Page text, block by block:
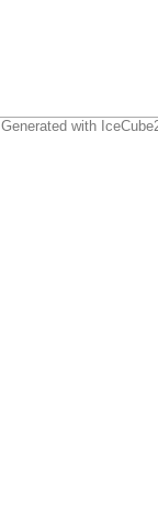
Generated with